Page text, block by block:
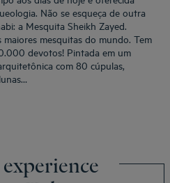
Não se esqueça de outra
a Mesquita Sheikh Zayed.
mesquitas do mundo. Tem
devotos! Pintada em um
com 80 cúpulas,